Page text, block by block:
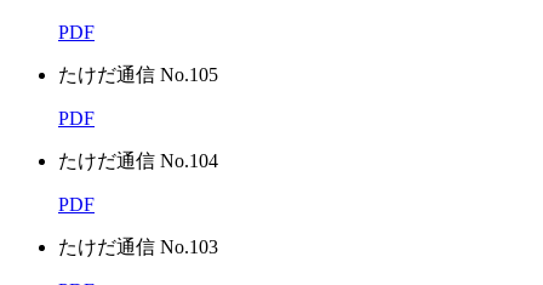
PDF
たけだ通信 No.105
PDF
たけだ通信 No.104
PDF
たけだ通信 No.103